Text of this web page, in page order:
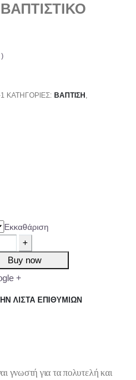
ΚΑΤΗΓΟΡΊΕΣ: ΒΑΠΤΙΣΗ ,
Εκκαθάριση
+
Buy now
+
ΛΊΣΤΑ ΕΠΙΘΥΜΙΏΝ
γνωστή για τα πολυτελή και